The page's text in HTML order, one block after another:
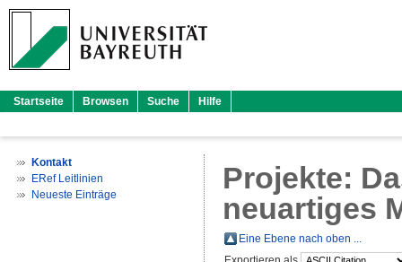
Startseite Browsen Suche Hilfe
Kontakt
ERef Leitlinien
Neueste Einträge
Projekte:
neuartiges
Eine Ebene nach oben ...